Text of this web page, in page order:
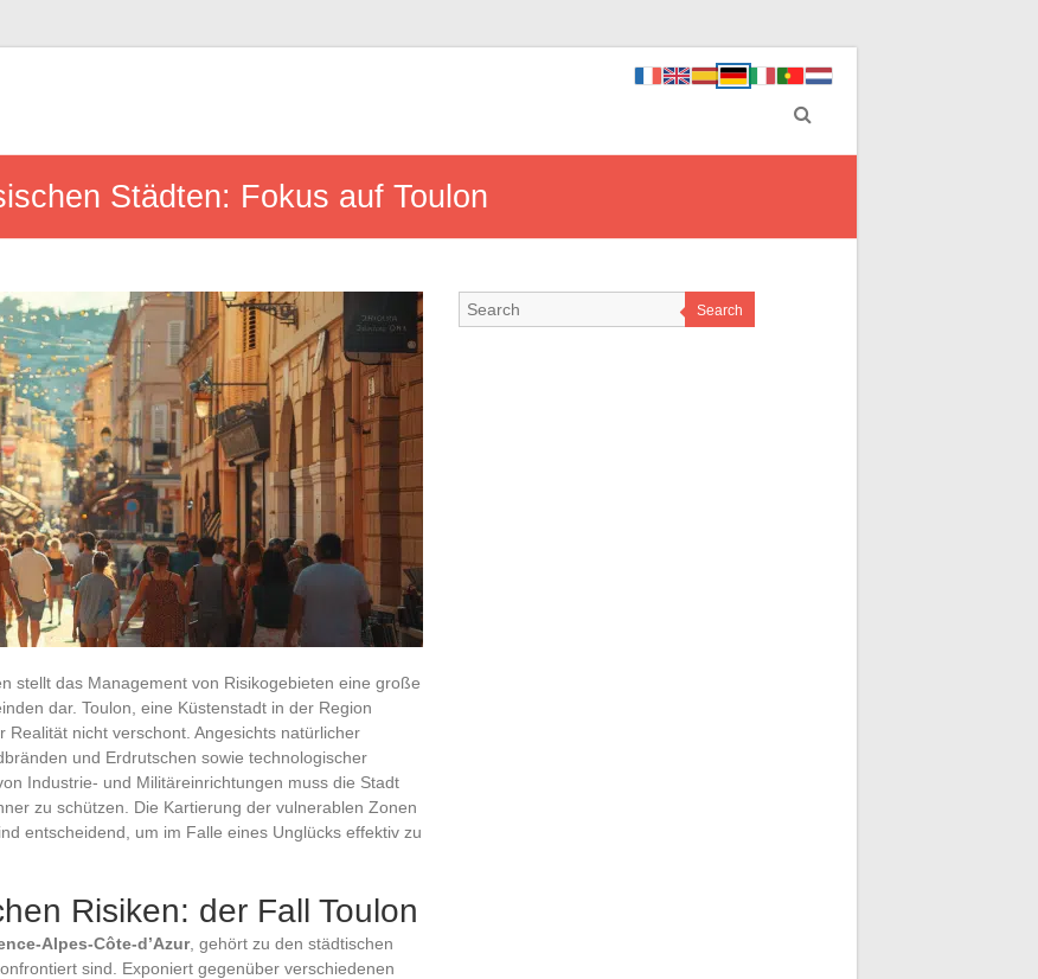
Städten: Fokus auf Toulon
stellt das Management von Risikogebieten eine große
dar. Toulon, eine Küstenstadt in der Region
Realität nicht verschont. Angesichts natürlicher
und Erdrutschen sowie technologischer
Industrie- und Militäreinrichtungen muss die Stadt
zu schützen. Die Kartierung der vulnerablen Zonen
entscheidend, um im Falle eines Unglücks effektiv zu
Risiken: der Fall Toulon
Alpes-Côte-d’Azur, gehört zu den städtischen
sind. Exponiert gegenüber verschiedenen
Search